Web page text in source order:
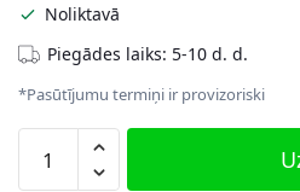
Noliktavā
Piegādes laiks: 5-10 d. d.
*Pasūtījumu termiņi ir provizoriski
gulta